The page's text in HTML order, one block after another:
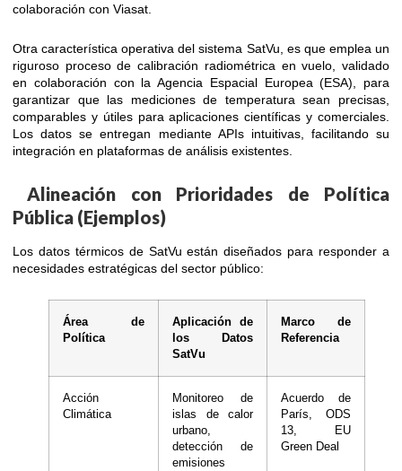
colaboración con Viasat.
Otra característica operativa del sistema SatVu, es que emplea un
riguroso proceso de calibración radiométrica en vuelo, validado
en colaboración con la Agencia Espacial Europea (ESA), para
garantizar que las mediciones de temperatura sean precisas,
comparables y útiles para aplicaciones científicas y comerciales.
Los datos se entregan mediante APIs intuitivas, facilitando su
integración en plataformas de análisis existentes.
Alineación con Prioridades de Política
Pública (Ejemplos)
Los datos térmicos de SatVu están diseñados para responder a
necesidades estratégicas del sector público:
Área de
Política
Aplicación de
los Datos
SatVu
Marco de
Referencia
Acción
Climática
Monitoreo de
islas de calor
urbano,
detección de
emisiones
Acuerdo de
París, ODS
13, EU
Green Deal